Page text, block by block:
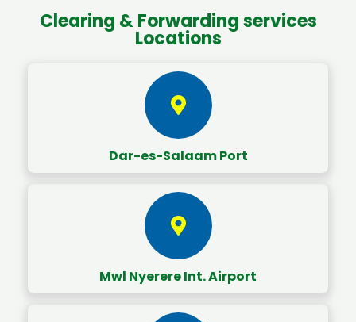
Clearing & Forwarding services
Locations
Dar-es-Salaam Port
Mwl Nyerere Int. Airport